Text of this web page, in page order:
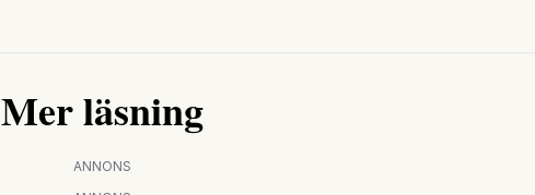
Mer läsning
ANNONS